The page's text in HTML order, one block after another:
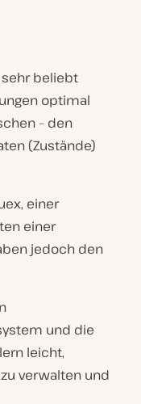
sehr beliebt
optimal
– den
(Zustände)
einer
einer
jedoch den
und die
leicht,
verwalten und